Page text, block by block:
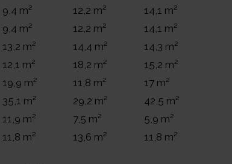
9,4 m² 12,2 m²
14,1 m²
9,4 m² 12,2 m²
14,1 m²
13,2 m² 14,4 m²
14,3 m²
12,1 m² 18,2 m²
15,2 m²
19,9 m² 11,8 m²
17 m²
35,1 m² 29,2 m²
42,5 m²
11,9 m² 7,5 m²
5,9 m²
11,8 m² 13,6 m² 11,8 m²